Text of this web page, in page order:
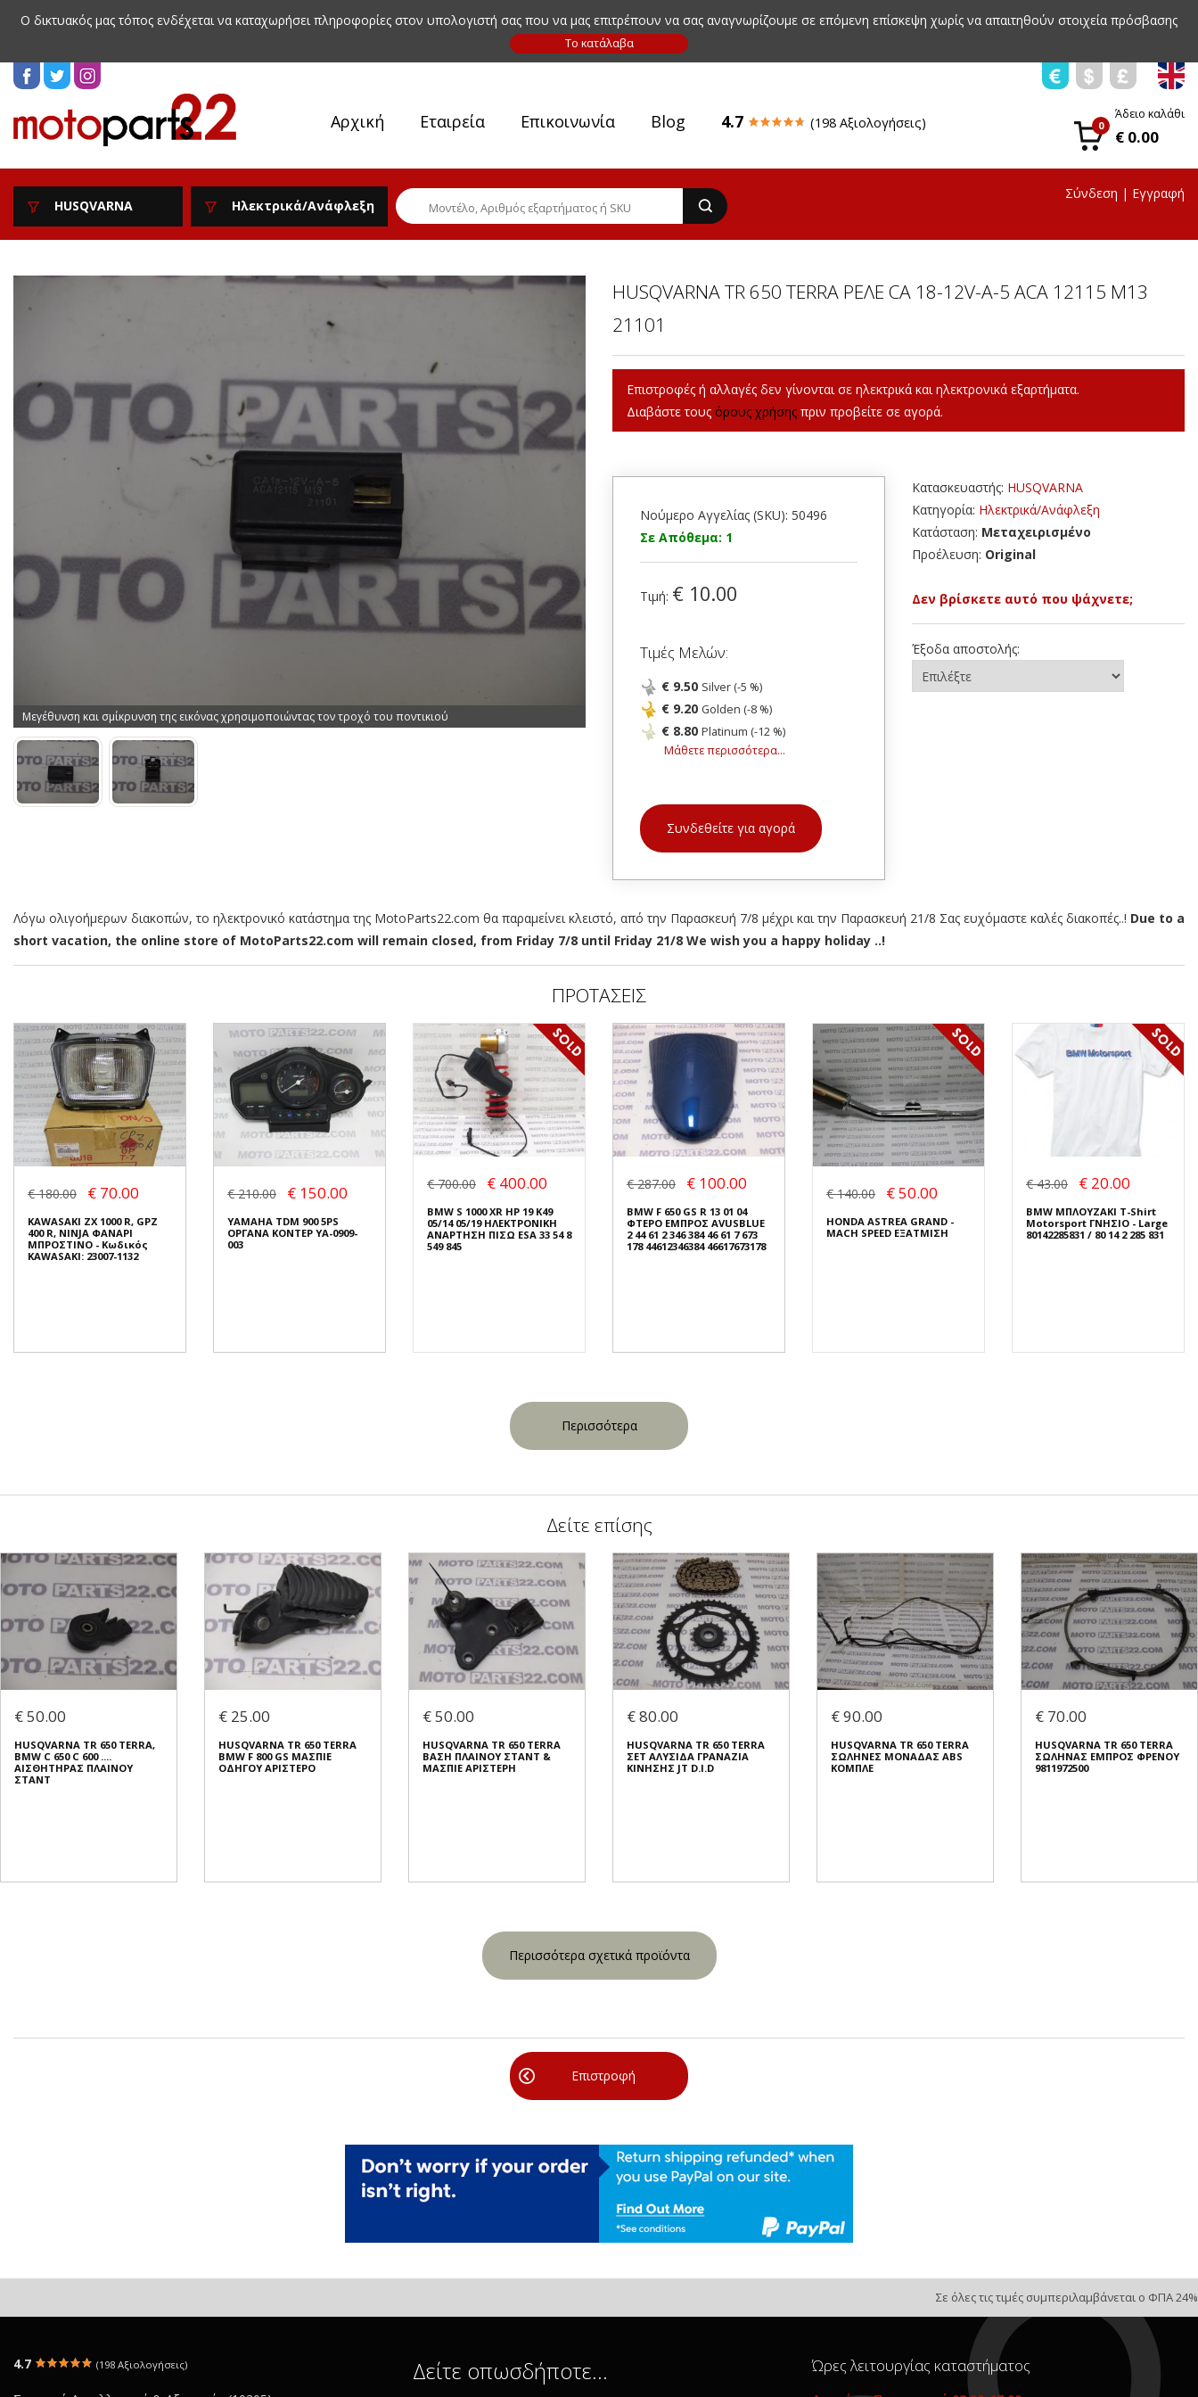
Ο δικτυακός μας τόπος ενδέχεται να καταχωρήσει πληροφορίες στον υπολογιστή σας που να μας επιτρέπουν να σας αναγνωρίζουμε σε επόμενη επίσκεψη χωρίς να απαιτηθούν στοιχεία πρόσβασης
Αρχική Εταιρεία Επικοινωνία Blog 4.7 (198 Αξιολογήσεις) 0
Άδειο καλάθι
€ 0.00
HUSQVARNA Ηλεκτρικά/Ανάφλεξη
Σύνδεση | Εγγραφή
Μεγέθυνση και σμίκρυνση της εικόνας χρησιμοποιώντας τον τροχό του ποντικιού
HUSQVARNA TR 650 TERRA ΡΕΛΕ CA 18-12V-A-5 ACA 12115 M13
21101
Επιστροφές ή αλλαγές δεν γίνονται σε ηλεκτρικά και ηλεκτρονικά εξαρτήματα.
Διαβάστε τους όρους χρήσης πριν προβείτε σε αγορά.
Νούμερο Αγγελίας (SKU): 50496
Σε Απόθεμα: 1
Τιμή: € 10.00
Τιμές Μελών:
€ 9.50 Silver (-5 %)
€ 9.20 Golden (-8 %)
€ 8.80 Platinum (-12 %)
Μάθετε περισσότερα...
Συνδεθείτε για αγορά
Κατασκευαστής: HUSQVARNA
Κατηγορία: Ηλεκτρικά/Ανάφλεξη
Κατάσταση: Μεταχειρισμένο
Προέλευση: Original
Δεν βρίσκετε αυτό που ψάχνετε;
Έξοδα αποστολής:
Λόγω ολιγοήμερων διακοπών, το ηλεκτρονικό κατάστημα της MotoParts22.com θα παραμείνει κλειστό, από την Παρασκευή 7/8 μέχρι και την Παρασκευή 21/8 Σας ευχόμαστε καλές διακοπές..! Due to a
short vacation, the online store of MotoParts22.com will remain closed, from Friday 7/8 until Friday 21/8 We wish you a happy holiday ..!
ΠΡΟΤΑΣΕΙΣ
€ 180.00 € 70.00
KAWASAKI ZX 1000 R, GPZ
400 R, NINJA ΦΑΝΑΡΙ
ΜΠΡΟΣΤΙΝΟ - Κωδικός
KAWASAKI: 23007-1132
€ 210.00 € 150.00
YAMAHA TDM 900 5PS
ΟΡΓΑΝΑ ΚΟΝΤΕΡ YA-0909-
003
€ 700.00 € 400.00
BMW S 1000 XR HP 19 K49
05/14 05/19 ΗΛΕΚΤΡΟΝΙΚΗ
ΑΝΑΡΤΗΣΗ ΠΙΣΩ ESA 33 54 8
549 845
€ 287.00 € 100.00
BMW F 650 GS R 13 01 04
ΦΤΕΡΟ ΕΜΠΡΟΣ AVUSBLUE
2 44 61 2 346 384 46 61 7 673
178 44612346384 46617673178
€ 140.00 € 50.00
HONDA ASTREA GRAND -
MACH SPEED ΕΞΑΤΜΙΣΗ
€ 43.00 € 20.00
BMW ΜΠΛΟΥΖΑΚΙ T-Shirt
Motorsport ΓΝΗΣΙΟ - Large
80142285831 / 80 14 2 285 831
Περισσότερα
Δείτε επίσης
€ 50.00
HUSQVARNA TR 650 TERRA,
BMW C 650 C 600 ....
ΑΙΣΘΗΤΗΡΑΣ ΠΛΑΙΝΟΥ
ΣΤΑΝΤ
€ 25.00
HUSQVARNA TR 650 TERRA
BMW F 800 GS ΜΑΣΠΙΕ
ΟΔΗΓΟΥ ΑΡΙΣΤΕΡΟ
€ 50.00
HUSQVARNA TR 650 TERRA
ΒΑΣΗ ΠΛΑΙΝΟΥ ΣΤΑΝΤ &
ΜΑΣΠΙΕ ΑΡΙΣΤΕΡΗ
€ 80.00
HUSQVARNA TR 650 TERRA
ΣΕΤ ΑΛΥΣΙΔΑ ΓΡΑΝΑΖΙΑ
ΚΙΝΗΣΗΣ JT D.I.D
€ 90.00
HUSQVARNA TR 650 TERRA
ΣΩΛΗΝΕΣ ΜΟΝΑΔΑΣ ABS
ΚΟΜΠΛΕ
€ 70.00
HUSQVARNA TR 650 TERRA
ΣΩΛΗΝΑΣ ΕΜΠΡΟΣ ΦΡΕΝΟΥ
9811972500
Περισσότερα σχετικά προϊόντα
Επιστροφή
Σε όλες τις τιμές συμπεριλαμβάνεται ο ΦΠΑ 24%
4.7 (198 Αξιολογήσεις) Δείτε οπωσδήποτε… Ώρες λειτουργίας καταστήματος